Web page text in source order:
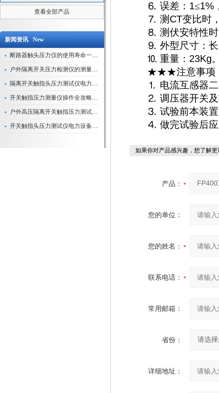
查看全部产品
新闻资讯 New
断路器触头压力仪的使用寿命一般是多久？
户外隔离开关压力检测仪的测量数据如何与GIS系统对接实现智能化运维？
隔离开关触指头压力测试仪电力系统安全运行的“定海神针”
开关触指压力测量仪操作全攻略：从准备到精准测量的实战指南
户外高压隔离开关触指压力测试仪的作用与价值
开关触指头压力测试仪电力设备安全的“隐形守护者”
⒍ 误差： 1≤1%
⒎ 测 CT变比时
⒏ 测伏安特性
⒐ 外型尺寸：
⒑ 重量： 23Kg
★★★注意事项
⒈ 电流互感器
⒉ 调压器开关
⒊ 试验前本装
⒋ 做完试验后
如果你对产品感兴趣，想了解
产品：
您的单位：
您的姓名：
联系电话：
常用邮箱：
省份：
详细地址：